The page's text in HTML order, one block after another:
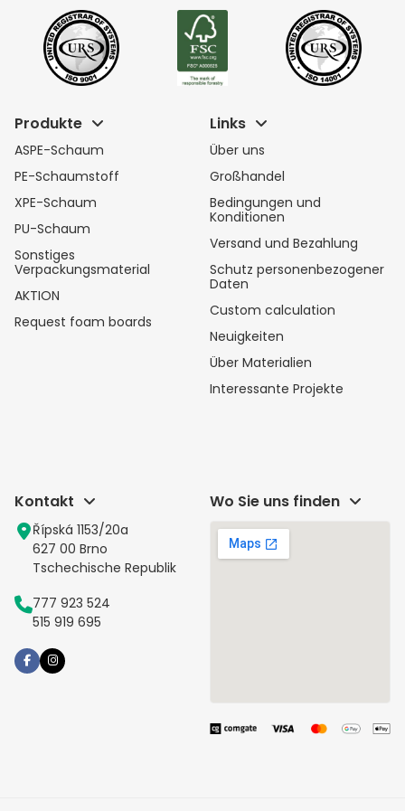
Produkte
ASPE-Schaum
PE-Schaumstoff
XPE-Schaum
PU-Schaum
Sonstiges
Verpackungsmaterial
AKTION
Request foam boards
Links
Über uns
Großhandel
Bedingungen und
Konditionen
Versand und Bezahlung
Schutz personenbezogener
Daten
Custom calculation
Neuigkeiten
Über Materialien
Interessante Projekte
Kontakt
Řípská 1153/20a
627 00 Brno
Tschechische Republik
777 923 524
515 919 695
Wo Sie uns finden